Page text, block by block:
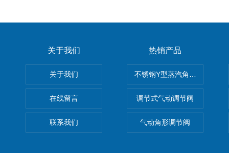
关于我们
关于我们
在线留言
联系我们
热销产品
不锈钢Y型蒸汽角座阀
调节式气动调节阀
气动角形调节阀